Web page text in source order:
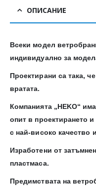
ОПИСАНИЕ
Всеки модел
индивидуално за
Проектирани са така,
вратата.
Компанията „HEKO“
опит в проектирането
с най-високо качество
Изработени от
пластмаса.
Предимствата на